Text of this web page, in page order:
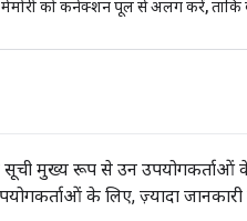
मेमोरी को कनेक्शन पूल से अलग करें,
सूची मुख्य रूप से उन उपयोगकर्ताओं
के लिए, ज़्यादा